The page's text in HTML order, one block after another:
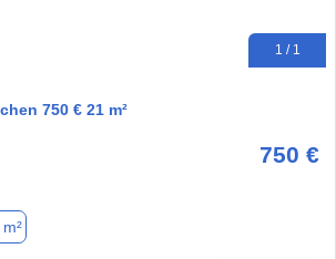
1 / 1
750 € 21 m²
750 €